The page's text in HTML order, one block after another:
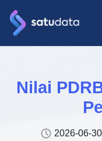
Nilai
2026-06-